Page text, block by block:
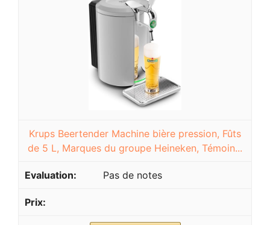
Krups Beertender Machine bière pression, Fûts
de 5 L, Marques du groupe Heineken, Témoin...
Pas de notes